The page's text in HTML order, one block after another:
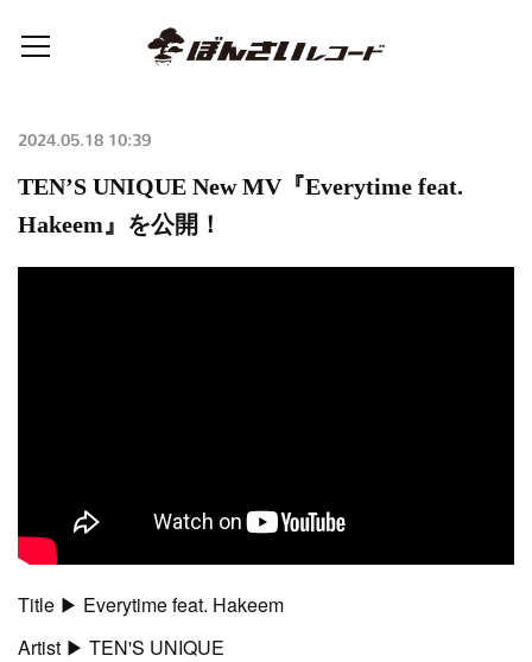
2024.05.18 10:39
TEN’S UNIQUE New MV『Everytime feat.
Hakeem』を公開！
Title ▶︎ Everytime feat. Hakeem
Artist ▶︎ TEN'S UNIQUE